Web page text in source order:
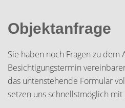
Objektanfrage
Sie haben noch Fragen zu
Besichtigungstermin
das untenstehende Formular
setzen uns schnellstmöglich